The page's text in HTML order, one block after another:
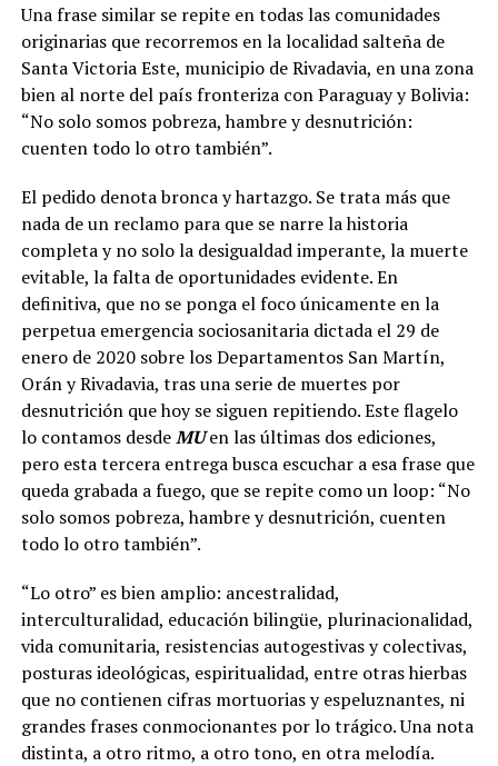
Una frase similar se repite en todas las comunidades
originarias que recorremos en la localidad salteña de
Santa Victoria Este, municipio de Rivadavia, en una zona
bien al norte del país fronteriza con Paraguay y Bolivia:
“No solo somos pobreza, hambre y desnutrición:
cuenten todo lo otro también”.
El pedido denota bronca y hartazgo. Se trata más que
nada de un reclamo para que se narre la historia
completa y no solo la desigualdad imperante, la muerte
evitable, la falta de oportunidades evidente. En
definitiva, que no se ponga el foco únicamente en la
perpetua emergencia sociosanitaria dictada el 29 de
enero de 2020 sobre los Departamentos San Martín,
Orán y Rivadavia, tras una serie de muertes por
desnutrición que hoy se siguen repitiendo. Este flagelo
lo contamos desdeMUen las últimas dos ediciones,
pero esta tercera entrega busca escuchar a esa frase que
queda grabada a fuego, que se repite como un loop: “No
solo somos pobreza, hambre y desnutrición, cuenten
todo lo otro también”.
“Lo otro” es bien amplio: ancestralidad,
interculturalidad, educación bilingüe, plurinacionalidad,
vida comunitaria, resistencias autogestivas y colectivas,
posturas ideológicas, espiritualidad, entre otras hierbas
que no contienen cifras mortuorias y espeluznantes, ni
grandes frases conmocionantes por lo trágico. Una nota
distinta, a otro ritmo, a otro tono, en otra melodía.